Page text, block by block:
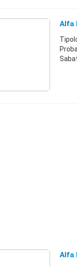
Alfa
Alfa